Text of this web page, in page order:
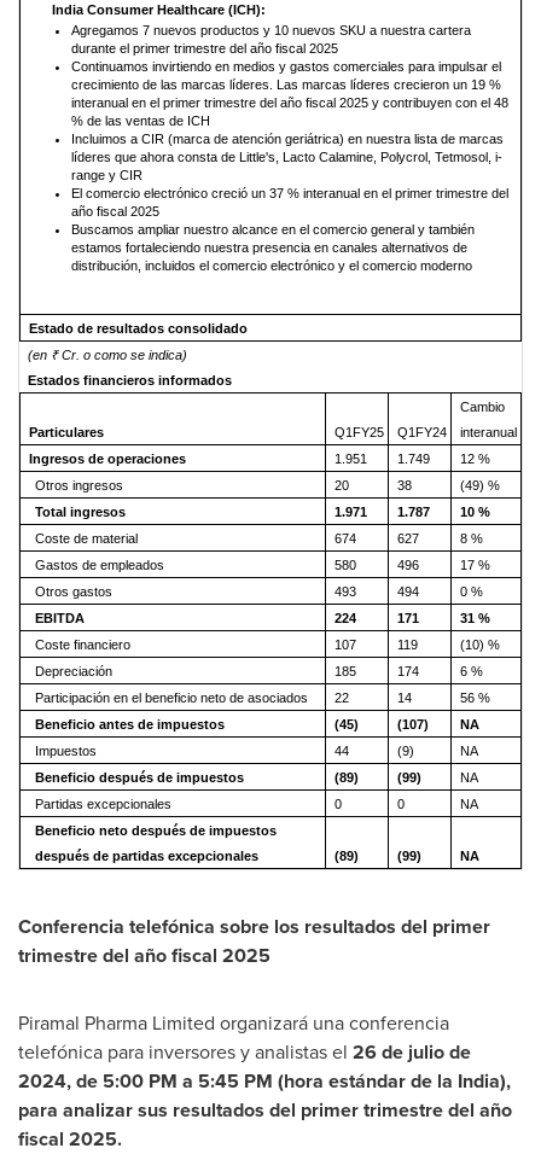
India Consumer Healthcare (ICH):
Agregamos 7 nuevos productos y 10 nuevos SKU a nuestra cartera
durante el primer trimestre del año fiscal 2025
Continuamos invirtiendo en medios y gastos comerciales para impulsar el
crecimiento de las marcas líderes. Las marcas líderes crecieron un 19 %
interanual en el primer trimestre del año fiscal 2025 y contribuyen con el 48
% de las ventas de ICH
Incluimos a CIR (marca de atención geriátrica) en nuestra lista de marcas
líderes que ahora consta de Little's, Lacto Calamine, Polycrol, Tetmosol, i-
range y CIR
El comercio electrónico creció un 37 % interanual en el primer trimestre del
año fiscal 2025
Buscamos ampliar nuestro alcance en el comercio general y también
estamos fortaleciendo nuestra presencia en canales alternativos de
distribución, incluidos el comercio electrónico y el comercio moderno
Estado de resultados consolidado
(en ₹ Cr. o como se indica)
Estados financieros informados
Particulares Q1FY25 Q1FY24
Cambio
interanual
Ingresos de operaciones
1.951 1.749
12 %
Otros ingresos
20 38
(49) %
Total ingresos
1.971 1.787
10 %
Coste de material
674 627
8 %
Gastos de empleados
580 496
17 %
Otros gastos
493 494
0 %
EBITDA
224 171
31 %
Coste financiero
107 119
(10) %
Depreciación
185 174
6 %
Participación en el beneficio neto de asociados
22 14
56 %
Beneficio antes de impuestos
(45) (107)
NA
Impuestos
44 (9)
NA
Beneficio después de impuestos
(89) (99)
NA
Partidas excepcionales
0 0
NA
Beneficio neto después de impuestos
después de partidas excepcionales
(89) (99) NA
Conferencia telefónica sobre los resultados del primer
trimestre del año fiscal 2025
Piramal Pharma Limited organizará una conferencia
telefónica para inversores y analistas el 26 de julio de
2024, de 5:00 PM a 5:45 PM (hora estándar de la India),
para analizar sus resultados del primer trimestre del año
fiscal 2025.